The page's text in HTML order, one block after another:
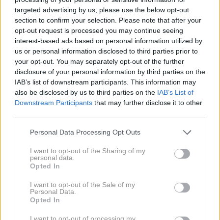
targeted advertising by us, please use the below opt-out
section to confirm your selection. Please note that after your
opt-out request is processed you may continue seeing
interest-based ads based on personal information utilized by
us or personal information disclosed to third parties prior to
your opt-out. You may separately opt-out of the further
disclosure of your personal information by third parties on the
IAB’s list of downstream participants. This information may
also be disclosed by us to third parties on the IAB’s List of
Downstream Participants that may further disclose it to other
Personal Data Processing Opt Outs
I want to opt-out of the Sharing of my
personal data.
Opted In
I want to opt-out of the Sale of my
Personal Data.
Opted In
I want to opt-out of processing my
Ko odstranite gazo, boste videli, da je spremenila
barvo.